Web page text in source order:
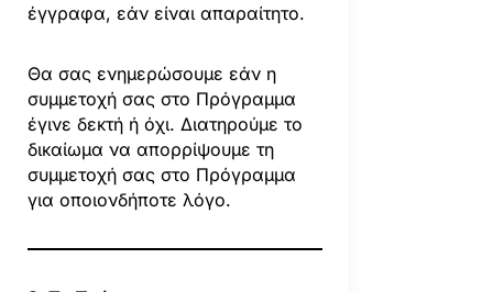
έγγραφα, εάν είναι απαραίτητο.
Θα σας ενημερώσουμε εάν η
συμμετοχή σας στο Πρόγραμμα
έγινε δεκτή ή όχι. Διατηρούμε το
δικαίωμα να απορρίψουμε τη
συμμετοχή σας στο Πρόγραμμα
για οποιονδήποτε λόγο.